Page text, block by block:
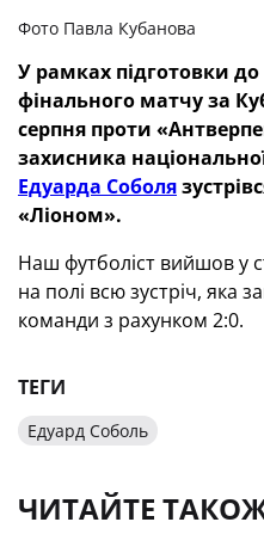
Фото Павла Кубанова
У рамках підготовки до
фінального матчу за
серпня проти
захисника
Едуарда Соболя
«Ліоном».
Наш футболіст вийшов у
на полі всю зустріч, яка
команди з рахунком 2:0.
ТЕГИ
Едуард Соболь
ЧИТАЙТЕ